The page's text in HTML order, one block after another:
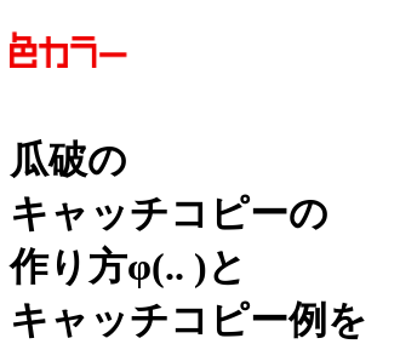
瓜破の
キャッチコピーの
作り方φ(.. )と
キャッチコピー例を